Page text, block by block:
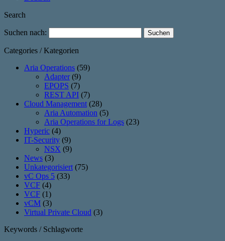
Search
Suchen nach:
Categories / Kategorien
Aria Operations (59)
Adapter (9)
EPOPS (7)
REST API (7)
Cloud Management (28)
Aria Automation (5)
Aria Operations for Logs (23)
Hyperic (4)
IT-Security (9)
NSX (9)
News (3)
Unkategorisiert (75)
vC Ops 5 (33)
VCF (4)
VCF (1)
vCM (3)
Virtual Private Cloud (3)
Keywords / Schlagworte